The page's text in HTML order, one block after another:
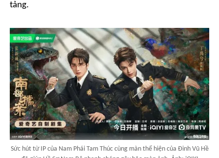
tảng.
Sức hút từ IP của Nam Phái Tam Thúc cùng màn thể hiện của Đinh Vũ Hề